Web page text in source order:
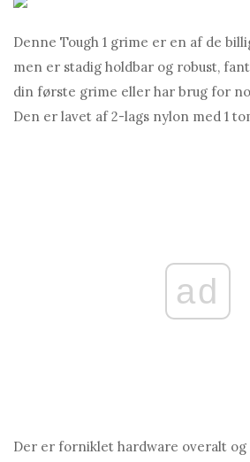
Denne Tough 1 grime er en af ​​de
men er stadig holdbar og robust,
din første grime eller har brug for
Den er lavet af 2-lags nylon med 1
ad
Der er forniklet hardware overalt